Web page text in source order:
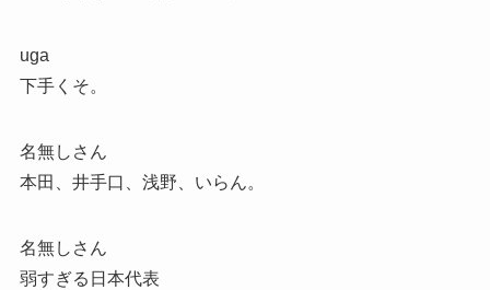
uga
下手くそ。
名無しさん
本田、井手口、浅野、いらん。
名無しさん
弱すぎる日本代表